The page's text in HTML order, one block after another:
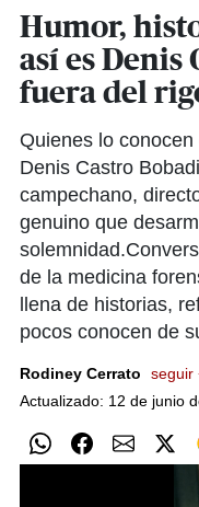
Humor,
así es Denis
fuera del
Quienes lo
Denis Castro
campechano,
genuino que
de la medicina
llena de historias,
pocos conocen de
Rodiney Cerrato
seguir
Actualizado: 12 de junio